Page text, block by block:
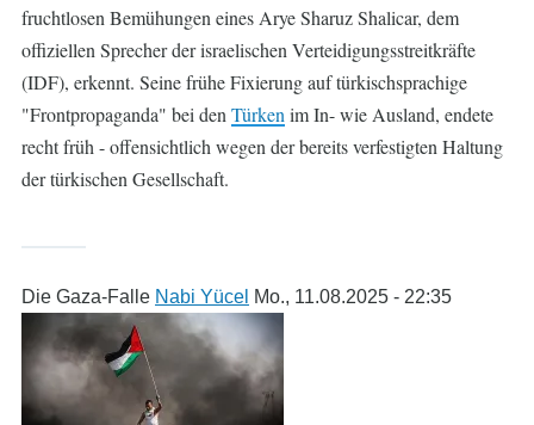
fruchtlosen Bemühungen eines Arye Sharuz Shalicar, dem
offiziellen Sprecher der israelischen Verteidigungsstreitkräfte
(IDF), erkennt. Seine frühe Fixierung auf türkischsprachige
"Frontpropaganda" bei denTürkenim In- wie Ausland, endete
recht früh - offensichtlich wegen der bereits verfestigten Haltung
der türkischen Gesellschaft.
Die Gaza-Falle Nabi Yücel Mo., 11.08.2025 - 22:35